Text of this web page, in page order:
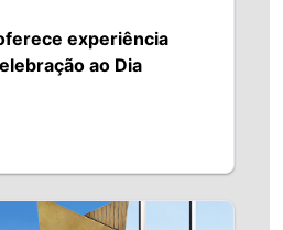
experiência
ao Dia